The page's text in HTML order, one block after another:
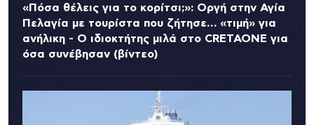
«Πόσα θέλεις για το κορίτσι;»: Οργή στην Αγία
Πελαγία με τουρίστα που ζήτησε… «τιμή» για
ανήλικη - Ο ιδιοκτήτης μιλά στο CRETAONE για
όσα συνέβησαν (βίντεο)